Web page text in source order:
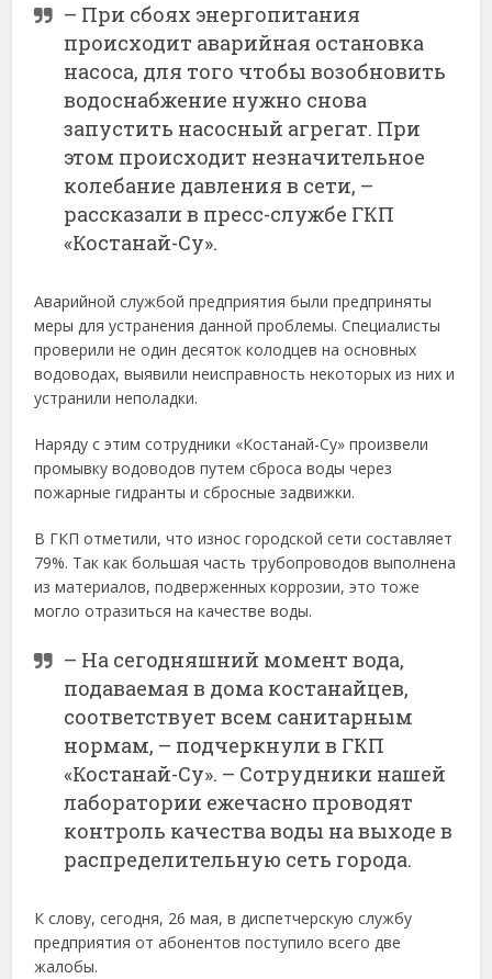
– При сбоях энергопитания
происходит аварийная остановка
насоса, для того чтобы возобновить
водоснабжение нужно снова
запустить насосный агрегат. При
этом происходит незначительное
колебание давления в сети, –
рассказали в пресс-службе ГКП
«Костанай-Су».
Аварийной службой предприятия были предприняты
меры для устранения данной проблемы. Специалисты
проверили не один десяток колодцев на основных
водоводах, выявили неисправность некоторых из них и
устранили неполадки.
Наряду с этим сотрудники «Костанай-Су» произвели
промывку водоводов путем сброса воды через
пожарные гидранты и сбросные задвижки.
В ГКП отметили, что износ городской сети составляет
79%. Так как большая часть трубопроводов выполнена
из материалов, подверженных коррозии, это тоже
могло отразиться на качестве воды.
– На сегодняшний момент вода,
подаваемая в дома костанайцев,
соответствует всем санитарным
нормам, – подчеркнули в ГКП
«Костанай-Су». – Сотрудники нашей
лаборатории ежечасно проводят
контроль качества воды на выходе в
распределительную сеть города.
К слову, сегодня, 26 мая, в диспетчерскую службу
предприятия от абонентов поступило всего две
жалобы.